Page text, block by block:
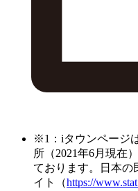
※1：iタウンページ
所（2021年6月現在
ております。日本の
イト（https://